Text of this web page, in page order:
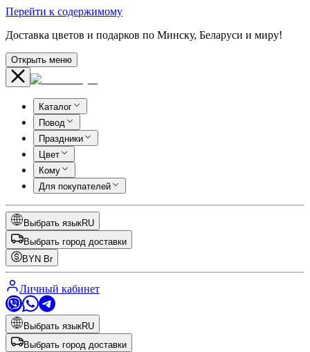
Перейти к содержимому
Доставка цветов и подарков по Минску, Беларуси и миру!
Открыть меню
Каталог
Повод
Праздники
Цвет
Кому
Для покупателей
Выбрать языкRU
Выбрать город доставки
BYN Br
Личный кабинет
Выбрать языкRU
Выбрать город доставки